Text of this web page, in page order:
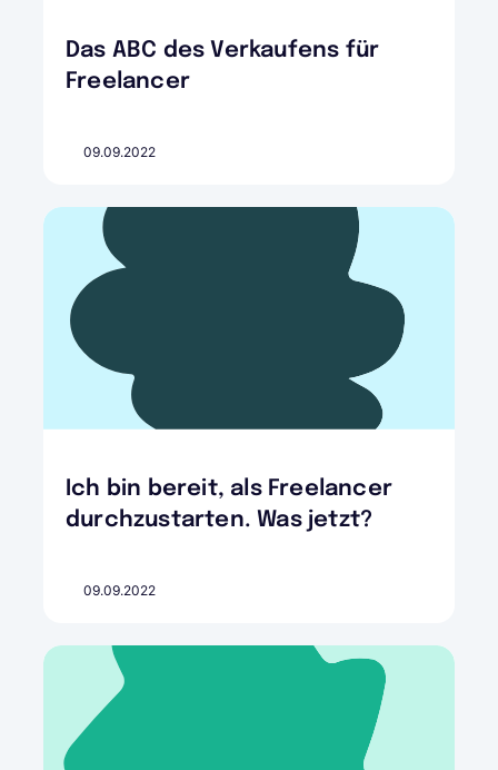
Das ABC des Verkaufens für
Freelancer
09.09.2022
Ich bin bereit, als Freelancer
durchzustarten. Was jetzt?
09.09.2022